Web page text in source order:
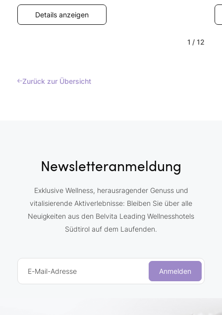
Details anzeigen
1 / 12
Zurück zur Übersicht
Newsletteranmeldung
Exklusive Wellness, herausragender Genuss und
vitalisierende Aktiverlebnisse: Bleiben Sie über alle
Neuigkeiten aus den Belvita Leading Wellnesshotels
Südtirol auf dem Laufenden.
E-Mail-Adresse Anmelden